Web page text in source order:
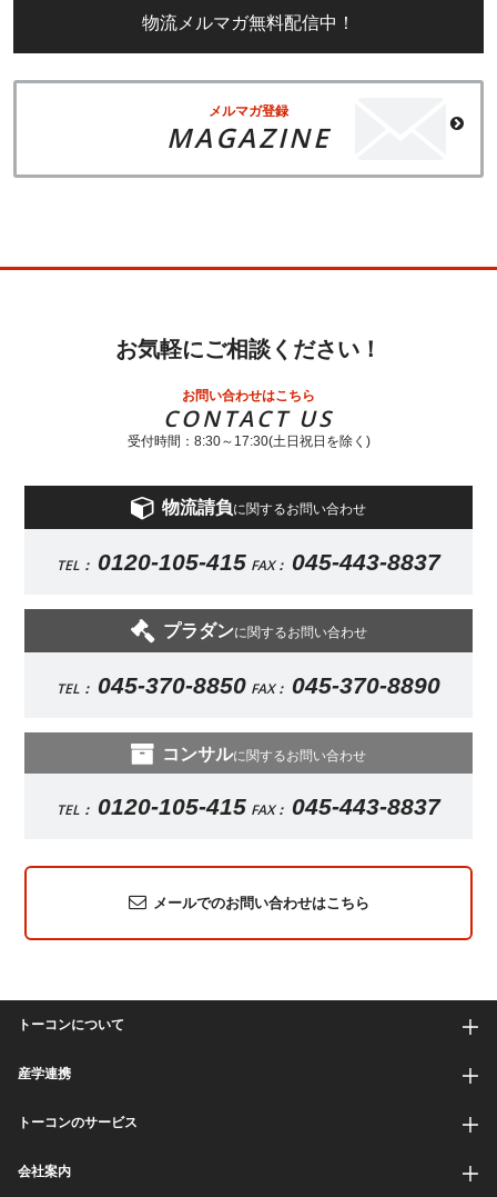
物流メルマガ無料配信中！
メルマガ登録
MAGAZINE
お気軽にご相談ください！
お問い合わせはこちら
CONTACT US
受付時間：8:30～17:30(土日祝日を除く)
物流請負に関するお問い合わせ
TEL： 0120-105-415 FAX： 045-443-8837
プラダンに関するお問い合わせ
TEL： 045-370-8850 FAX： 045-370-8890
コンサルに関するお問い合わせ
TEL： 0120-105-415 FAX： 045-443-8837
メールでのお問い合わせはこちら
トーコンについて
産学連携
トーコンのサービス
会社案内